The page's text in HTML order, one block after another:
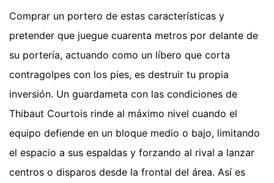
Comprar un portero de estas características y
pretender que juegue cuarenta metros por delante de
su portería, actuando como un líbero que corta
contragolpes con los pies, es destruir tu propia
inversión. Un guardameta con las condiciones de
Thibaut Courtois rinde al máximo nivel cuando el
equipo defiende en un bloque medio o bajo, limitando
el espacio a sus espaldas y forzando al rival a lanzar
centros o disparos desde la frontal del área. Así es